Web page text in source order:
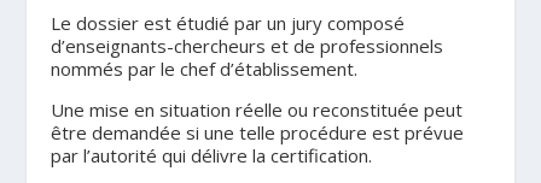
Le dossier est étudié par un jury composé
d’enseignants-chercheurs et de professionnels
nommés par le chef d’établissement.
Une mise en situation réelle ou reconstituée peut
être demandée si une telle procédure est prévue
par l’autorité qui délivre la certification.